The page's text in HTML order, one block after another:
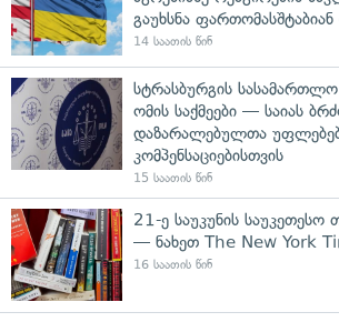
გაუხსნა ფართომასშტაბიან
14 საათის წინ
სტრასბურგის
ომის საქმეები — საიას
დაზარალებულთა
კომპენსაციებისთვის
15 საათის წინ
21-ე საუკუნის
— ნახეთ The New York
16 საათის წინ